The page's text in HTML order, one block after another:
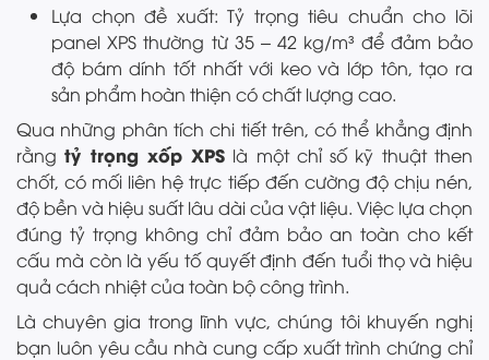
Lựa chọn đề xuất: Tỷ trọng tiêu chuẩn cho lõi
panel XPS thường từ 35 – 42 kg/m³ để đảm bảo
độ bám dính tốt nhất với keo và lớp tôn, tạo ra
sản phẩm hoàn thiện có chất lượng cao.
Qua những phân tích chi tiết trên, có thể khẳng định
rằngtỷ trọng xốp XPS là một chỉ số kỹ thuật then
chốt, có mối liên hệ trực tiếp đến cường độ chịu nén,
độ bền và hiệu suất lâu dài của vật liệu. Việc lựa chọn
đúng tỷ trọng không chỉ đảm bảo an toàn cho kết
cấu mà còn là yếu tố quyết định đến tuổi thọ và hiệu
quả cách nhiệt của toàn bộ công trình.
Là chuyên gia trong lĩnh vực, chúng tôi khuyến nghị
bạn luôn yêu cầu nhà cung cấp xuất trình chứng chỉ